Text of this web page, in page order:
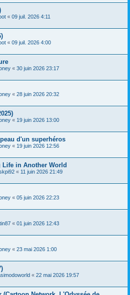
« 09 juil. 2026 4:11
« 09 juil. 2026 4:00
« 30 juin 2026 23:17
« 28 juin 2026 20:32
« 19 juin 2026 13:00
d'un superhéros
« 19 juin 2026 12:56
Life in Another World
« 11 juin 2026 21:49
« 05 juin 2026 22:23
« 01 juin 2026 12:43
« 23 mai 2026 1:00
« 22 mai 2026 19:57